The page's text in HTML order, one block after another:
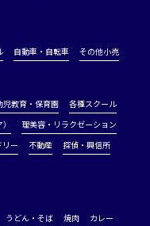
自動車・自転車 その他小売
児教育・保育園
各種スクール
理美容・リラクゼーション
リー 不動産
探偵・興信所
うどん・そば 焼肉
カレー